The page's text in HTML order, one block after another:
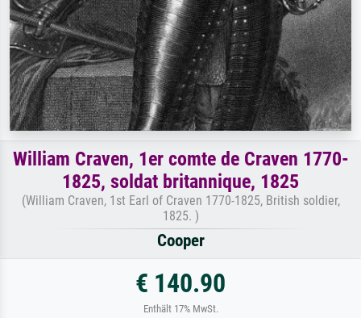
William Craven, 1er comte de Craven 1770-
1825, soldat britannique, 1825
(William Craven, 1st Earl of Craven 1770-1825, British soldier,
1825. )
Cooper
€ 140.90
Enthält 17% MwSt.